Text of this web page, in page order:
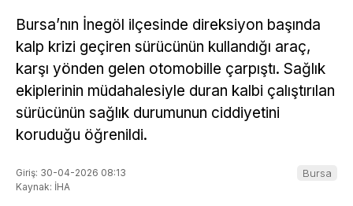
Bursa’nın İnegöl ilçesinde direksiyon başında
kalp krizi geçiren sürücünün kullandığı araç,
karşı yönden gelen otomobille çarpıştı. Sağlık
ekiplerinin müdahalesiyle duran kalbi çalıştırılan
sürücünün sağlık durumunun ciddiyetini
koruduğu öğrenildi.
Giriş: 30-04-2026 08:13
Kaynak: İHA
Bursa